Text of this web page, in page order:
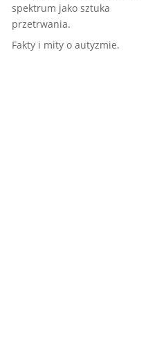
spektrum jako sztuka
przetrwania.
Fakty i mity o autyzmie.